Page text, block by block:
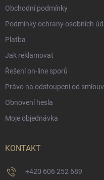
Obchodní podmínky
Podmínky ochrany osobních
Platba
Jak reklamovat
Řešení on-line sporů
Právo na odstoupení od
Obnovení hesla
Moje objednávka
KONTAKT
+420 606 252 689